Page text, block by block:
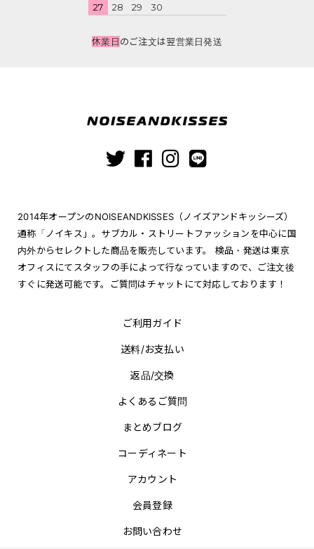
27
28 29 30
休業日のご注文は翌営業日発送
2014年オープンのNOISEANDKISSES（ノイズアンドキッシーズ）
通称「ノイキス」。サブカル・ストリートファッションを中心に国
内外からセレクトした商品を販売しています。 検品・発送は東京
オフィスにてスタッフの手によって行なっていますので、ご注文後
すぐに発送可能です。ご質問はチャットにて対応しております！
ご利用ガイド
送料/お支払い
返品/交換
よくあるご質問
まとめブログ
コーディネート
アカウント
会員登録
お問い合わせ